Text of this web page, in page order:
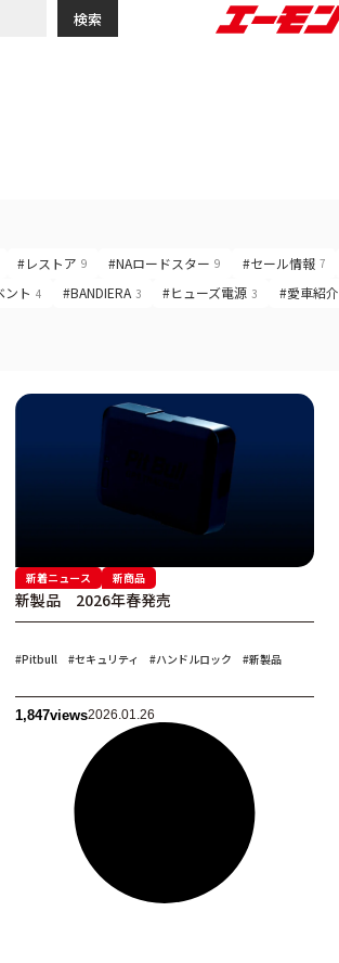
検索
#レストア 9 #NAロードスター 9 #セール情報 7
ント 4 #BANDIERA 3 #ヒューズ電源 3 #愛車紹介
新着ニュース 新商品
新製品 2026年春発売
#Pitbull #セキュリティ #ハンドルロック #新製品
1,847views2026.01.26